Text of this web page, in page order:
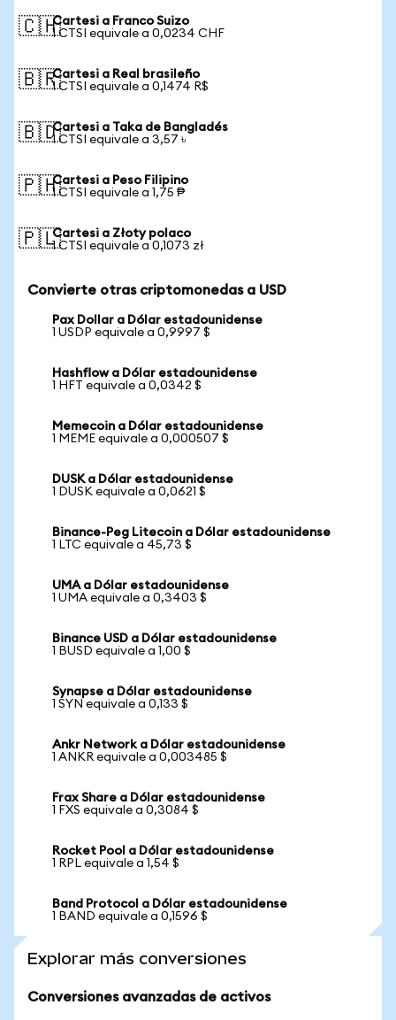
🇨🇭Cartesi a Franco Suizo
1 CTSI equivale a 0,0234 CHF
🇧🇷Cartesi a Real brasileño
1 CTSI equivale a 0,1474 R$
🇧🇩Cartesi a Taka de Bangladés
1 CTSI equivale a 3,57 ৳
🇵🇭Cartesi a Peso Filipino
1 CTSI equivale a 1,75 ₱
🇵🇱Cartesi a Złoty polaco
1 CTSI equivale a 0,1073 zł
Convierte otras criptomonedas a USD
Pax Dollar a Dólar estadounidense
1 USDP equivale a 0,9997 $
Hashflow a Dólar estadounidense
1 HFT equivale a 0,0342 $
Memecoin a Dólar estadounidense
1 MEME equivale a 0,000507 $
DUSK a Dólar estadounidense
1 DUSK equivale a 0,0621 $
Binance-Peg Litecoin a Dólar estadounidense
1 LTC equivale a 45,73 $
UMA a Dólar estadounidense
1 UMA equivale a 0,3403 $
Binance USD a Dólar estadounidense
1 BUSD equivale a 1,00 $
Synapse a Dólar estadounidense
1 SYN equivale a 0,133 $
Ankr Network a Dólar estadounidense
1 ANKR equivale a 0,003485 $
Frax Share a Dólar estadounidense
1 FXS equivale a 0,3084 $
Rocket Pool a Dólar estadounidense
1 RPL equivale a 1,54 $
Band Protocol a Dólar estadounidense
1 BAND equivale a 0,1596 $
Explorar más conversiones
Conversiones avanzadas de activos